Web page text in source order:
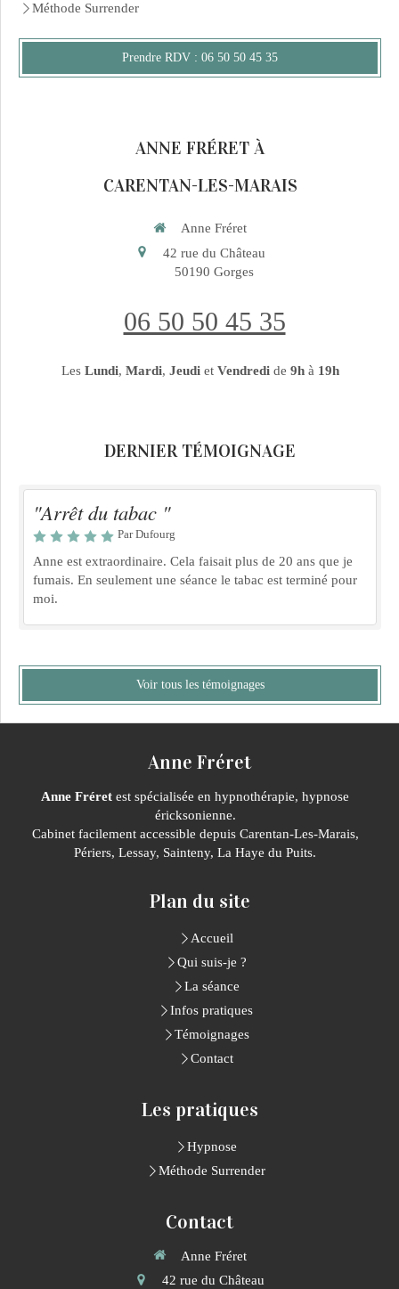
Méthode Surrender
Prendre RDV : 06 50 50 45 35
ANNE FRÉRET À
CARENTAN-LES-MARAIS
Anne Fréret
42 rue du Château
50190 Gorges
06 50 50 45 35
Les Lundi, Mardi, Jeudiet Vendredide 9hà 19h
DERNIER TÉMOIGNAGE
"Arrêt du tabac "
Par Dufourg
Anne est extraordinaire. Cela faisait plus de 20 ans que je
fumais. En seulement une séance le tabac est terminé pour
moi.
Voir tous les témoignages
Anne Fréret
Anne Fréret est spécialisée en hypnothérapie, hypnose
éricksonienne.
Cabinet facilement accessible depuis Carentan-Les-Marais,
Périers, Lessay, Sainteny, La Haye du Puits.
Plan du site
Accueil
Qui suis-je ?
La séance
Infos pratiques
Témoignages
Contact
Les pratiques
Hypnose
Méthode Surrender
Contact
Anne Fréret
42 rue du Château